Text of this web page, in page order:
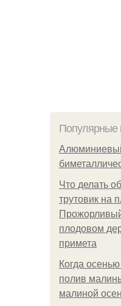
Популярные
Что делать
трутовик на
плодовом
примета
Когда
полив
малиной